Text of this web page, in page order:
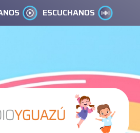
ESCUCHANOS